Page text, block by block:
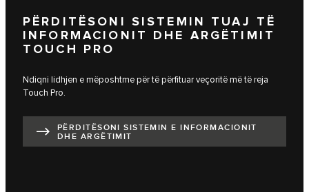
PËRDITËSONI SISTEMIN TUAJ TË
INFORMACIONIT DHE ARGËTIMIT
TOUCH PRO
Ndiqni lidhjen e mëposhtme për të përfituar veçoritë më të reja
Touch Pro.
PËRDITËSONI SISTEMIN E INFORMACIONIT
DHE ARGËTIMIT